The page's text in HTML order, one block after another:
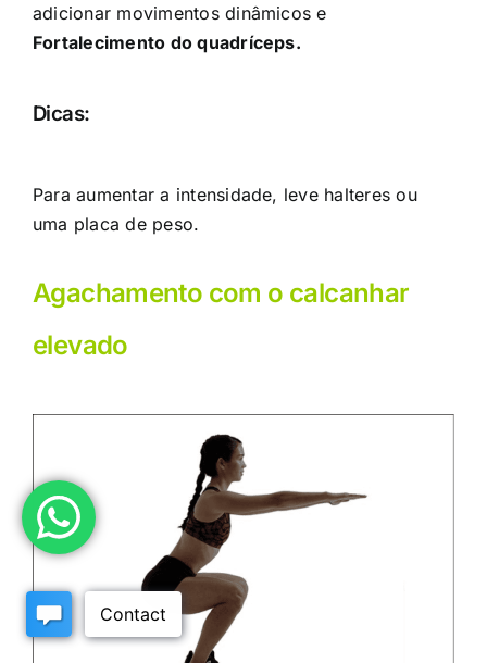
adicionar movimentos dinâmicos e
Fortalecimento do quadríceps.
Dicas:
Para aumentar a intensidade, leve halteres ou
uma placa de peso.
Agachamento com o calcanhar
elevado